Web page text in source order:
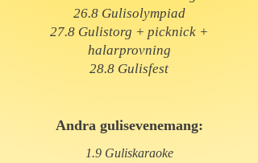
26.8 Gulisolympiad
27.8 Gulistorg + picknick +
halarprovning
28.8 Gulisfest
Andra gulisevenemang:
1.9 Guliskaraoke